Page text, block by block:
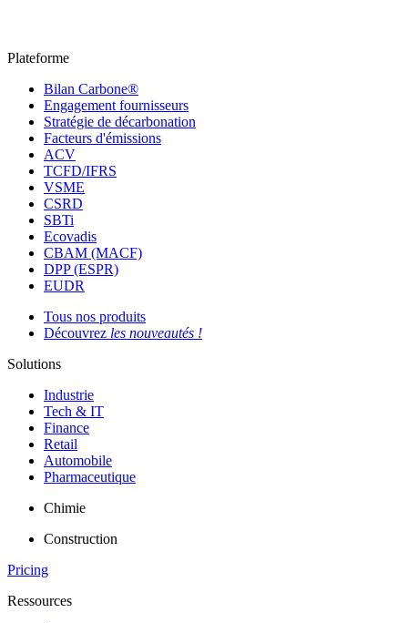
Plateforme
Bilan Carbone®
Engagement fournisseurs
Stratégie de décarbonation
Facteurs d'émissions
ACV
TCFD/IFRS
VSME
CSRD
SBTi
Ecovadis
CBAM (MACF)
DPP (ESPR)
EUDR
Tous nos produits
Découvrez les nouveautés !
Solutions
Industrie
Tech & IT
Finance
Retail
Automobile
Pharmaceutique
Chimie
Construction
Pricing
Ressources